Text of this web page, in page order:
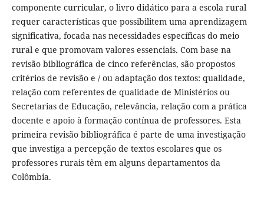
componente curricular, o livro didático para a escola rural
requer características que possibilitem uma aprendizagem
significativa, focada nas necessidades específicas do meio
rural e que promovam valores essenciais. Com base na
revisão bibliográfica de cinco referências, são propostos
critérios de revisão e / ou adaptação dos textos: qualidade,
relação com referentes de qualidade de Ministérios ou
Secretarias de Educação, relevância, relação com a prática
docente e apoio à formação contínua de professores. Esta
primeira revisão bibliográfica é parte de uma investigação
que investiga a percepção de textos escolares que os
professores rurais têm em alguns departamentos da
Colômbia.